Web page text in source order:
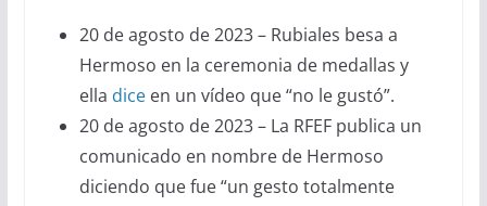
20 de agosto de 2023 – Rubiales besa a
Hermoso en la ceremonia de medallas y
ella diceen un vídeo que “no le gustó”.
20 de agosto de 2023 – La RFEF publica un
comunicado en nombre de Hermoso
diciendo que fue “un gesto totalmente